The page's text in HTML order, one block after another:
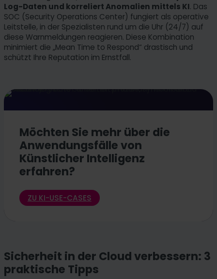
Log-Daten und korreliert Anomalien mittels KI. Das
SOC (Security Operations Center) fungiert als operative
Leitstelle, in der Spezialisten rund um die Uhr (24/7) auf
diese Warnmeldungen reagieren. Diese Kombination
minimiert die „Mean Time to Respond“ drastisch und
schützt Ihre Reputation im Ernstfall.
Möchten Sie mehr über die
Anwendungsfälle von
Künstlicher Intelligenz
erfahren?
ZU KI-USE-CASES
Sicherheit in der Cloud verbessern: 3
praktische Tipps